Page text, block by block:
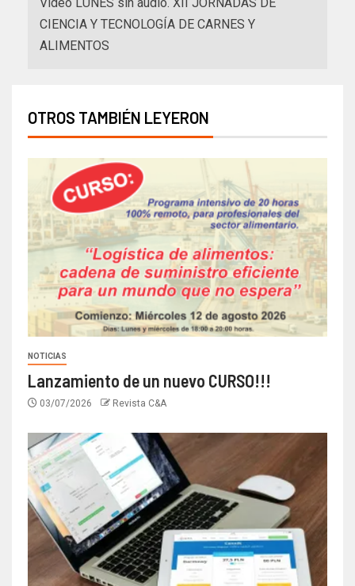
CIENCIA Y TECNOLOGÍA DE CARNES Y
ALIMENTOS
OTROS TAMBIÉN LEYERON
NOTICIAS
Lanzamiento de un nuevo CURSO!!!
03/07/2026 Revista C&A